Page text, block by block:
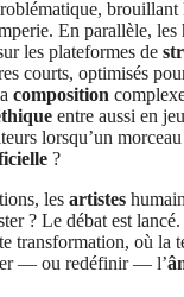
brouillant
En parallèle, les
les plateformes de
courts, optimisés
composition
entre aussi en
lorsqu’un
?
les artistes
? Le débat est
transformation, où la
— ou redéfinir — l’